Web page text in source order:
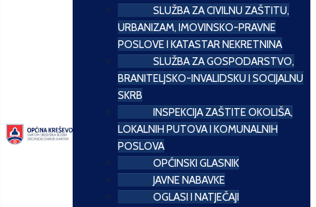
SLUŽBA ZA CIVILNU ZAŠTITU,
URBANIZAM, IMOVINSKO-PRAVNE
POSLOVE I KATASTAR NEKRETNINA
SLUŽBA ZA GOSPODARSTVO,
BRANITELJSKO-INVALIDSKU I SOCIJALNU
SKRB
INSPEKCIJA ZAŠTITE OKOLIŠA,
LOKALNIH PUTOVA I KOMUNALNIH
POSLOVA
OPĆINSKI GLASNIK
JAVNE NABAVKE
OGLASI I NATJEČAJI